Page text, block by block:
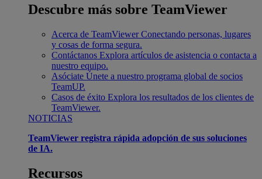
Descubre más sobre TeamViewer
Acerca de TeamViewer Conectando personas, lugares
y cosas de forma segura.
Contáctanos Explora artículos de asistencia o contacta a
nuestro equipo.
Asóciate Únete a nuestro programa global de socios
TeamUP.
Casos de éxito Explora los resultados de los clientes de
TeamViewer.
NOTICIAS
TeamViewer registra rápida adopción de sus soluciones
de IA.
Recursos